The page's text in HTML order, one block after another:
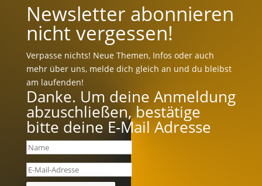
Newsletter abonnieren
nicht vergessen!
Verpasse nichts! Neue Themen, Infos oder auch
mehr über uns, melde dich gleich an und du bleibst
am laufenden!
Danke. Um deine Anmeldung
abzuschließen, bestätige
bitte deine E-Mail Adresse